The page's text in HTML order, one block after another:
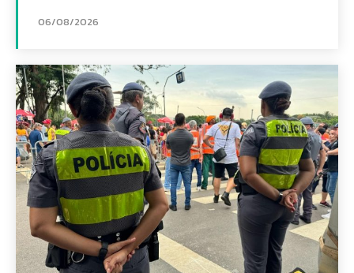
06/08/2026